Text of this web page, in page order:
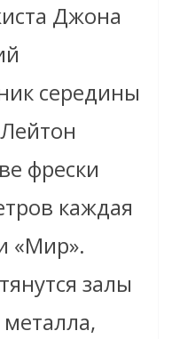
Джона
середины
фрески
каждая
«Мир».
залы
металла,